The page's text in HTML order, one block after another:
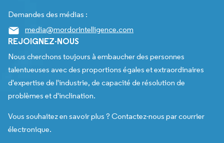
Demandes des médias :
media@mordorintelligence.com
REJOIGNEZ-NOUS
Nous cherchons toujours à embaucher des personnes
talentueuses avec des proportions égales et extraordinaires
d'expertise de l'industrie, de capacité de résolution de
problèmes et d'inclination.
Vous souhaitez en savoir plus ? Contactez-nous par courrier
électronique.